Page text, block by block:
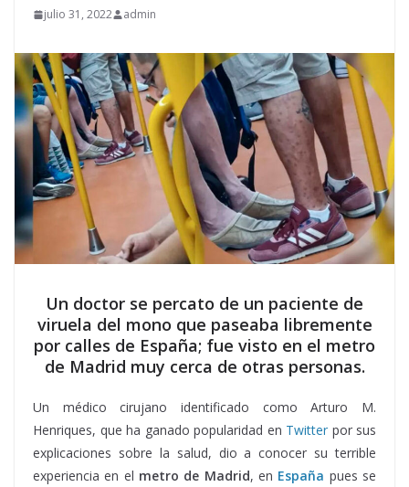
julio 31, 2022 admin
Un doctor se percato de un paciente de
viruela del mono que paseaba libremente
por calles de España; fue visto en el metro
de Madrid muy cerca de otras personas.
Un médico cirujano identificado como Arturo M.
Henriques, que ha ganado popularidad en Twitter por sus
explicaciones sobre la salud, dio a conocer su terrible
experiencia en el metro de Madrid, en España pues se